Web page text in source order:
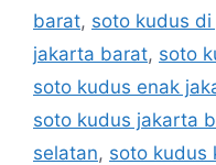
barat, soto kudus
jakarta barat, soto
soto kudus enak
soto kudus jakarta
selatan, soto kudus